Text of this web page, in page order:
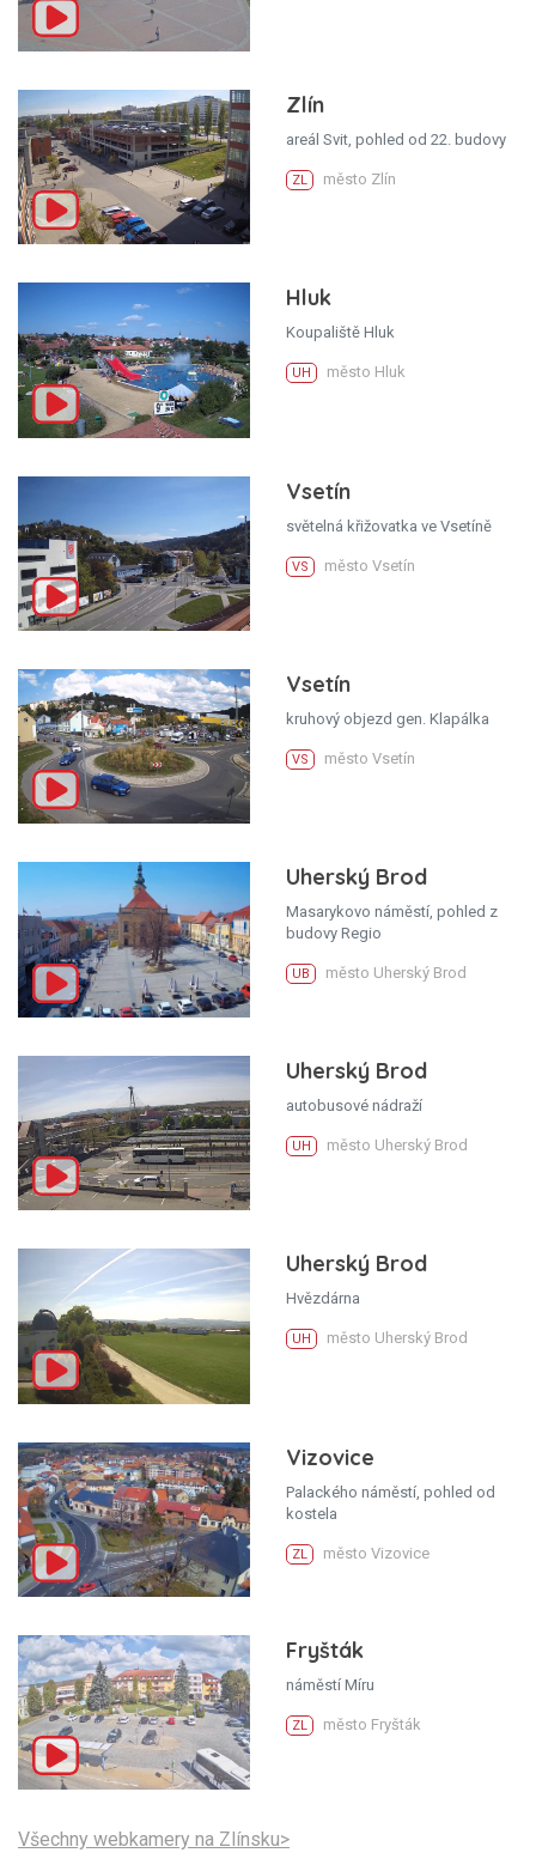
Zlín
areál Svit, pohled od 22. budovy
ZL město Zlín
Hluk
Koupaliště Hluk
UH město Hluk
Vsetín
světelná křižovatka ve Vsetíně
VS město Vsetín
Vsetín
kruhový objezd gen. Klapálka
VS město Vsetín
Uherský Brod
Masarykovo náměstí, pohled z
budovy Regio
UB město Uherský Brod
Uherský Brod
autobusové nádraží
UH město Uherský Brod
Uherský Brod
Hvězdárna
UH město Uherský Brod
Vizovice
Palackého náměstí, pohled od
kostela
ZL město Vizovice
Fryšták
náměstí Míru
ZL město Fryšták
Všechny webkamery na Zlínsku>